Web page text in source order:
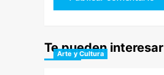
Te pueden interesar
Arte y Cultura